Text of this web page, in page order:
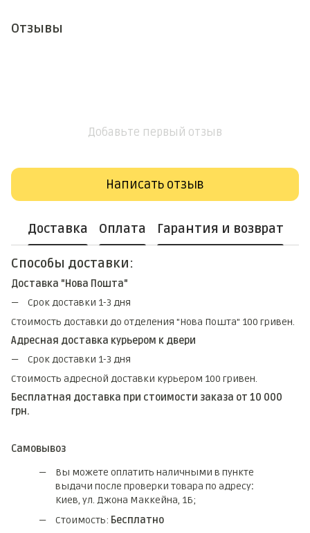
Отзывы
Добавьте первый отзыв
Написать отзыв
Доставка Оплата Гарантия и возврат
Способы доставки:
Доставка "Нова Пошта"
Срок доставки 1-3 дня
Стоимость доставки до отделения "Нова Пошта" 100 гривен.
Адресная доставка курьером к двери
Срок доставки 1-3 дня
Стоимость адресной доставки курьером 100 гривен.
Бесплатная доставка при стоимости заказа от 10 000
грн.
Самовывоз
Вы можете оплатить наличными в пункте
выдачи после проверки товара по адресу:
Киев, ул. Джона Маккейна, 1Б;
Стоимость: Бесплатно